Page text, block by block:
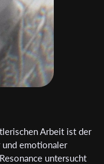
Arbeit ist der
und emotionaler
untersucht